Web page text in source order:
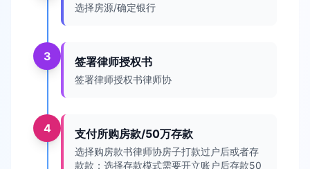
选择房源/确定银行
3 签署律师授权书
签署律师授权书律师协
4 支付所购房款/50万存款
选择购房款书律师协房子打款过户后或者存
款款；选择存款模式需要开立账户后存款50